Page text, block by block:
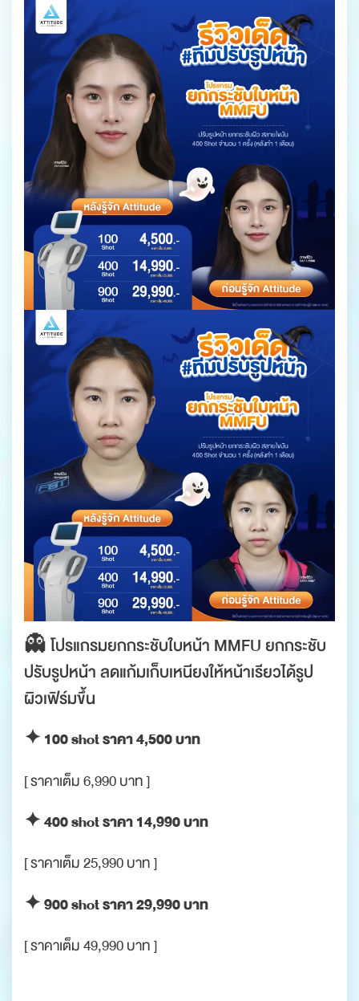
👻 โปรแกรมยกกระชับใบหน้า MMFU ยกกระชับ
ปรับรูปหน้า ลดแก้มเก็บเหนียงให้หน้าเรียวได้รูป
ผิวเฟิร์มขึ้น
✦ 100 shot ราคา 4,500 บาท
[ ราคาเต็ม 6,990 บาท ]
✦ 400 shot ราคา 14,990 บาท
[ ราคาเต็ม 25,990 บาท ]
✦ 900 shot ราคา 29,990 บาท
[ ราคาเต็ม 49,990 บาท ]